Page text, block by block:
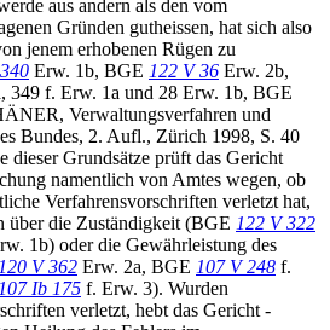
aus andern als den vom
Gründen gutheissen, hat sich also
jenem erhobenen Rügen zu
Erw. 1b, BGE 122 V 36 Erw. 2b,
349 f. Erw. 1a und 28 Erw. 1b, BGE
Verwaltungsverfahren und
Bundes, 2. Aufl., Zürich 1998, S. 40
dieser Grundsätze prüft das Gericht
namentlich von Amtes wegen, ob
Verfahrensvorschriften verletzt hat,
über die Zuständigkeit (BGE 122 V 322
1b) oder die Gewährleistung des
120 V 362 Erw. 2a, BGE 107 V 248 f.
107 Ib 175 f. Erw. 3). Wurden
verletzt, hebt das Gericht -